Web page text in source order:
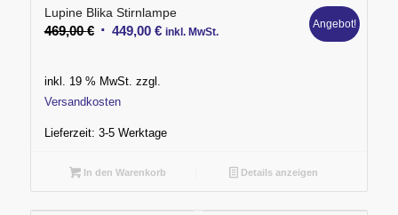
Lupine Blika Stirnlampe
469,00€ Ursprünglicher
war:
469,00 €
449,00 €Aktueller
inkl. MwSt.
Angebot!
inkl. 19 % MwSt. zzgl.
Versandkosten
Lieferzeit: 3-5 Werktage
In den Warenkorb Details anzeigen